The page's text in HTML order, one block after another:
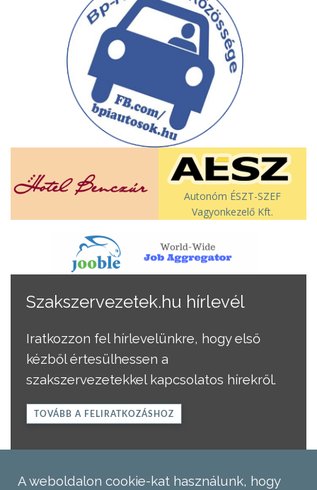
Autonóm ÉSZT-SZEF
Vagyonkezelő Kft.
Szakszervezetek.hu hírlevél
Iratkozzon fel hírlevelünkre, hogy első
kézből értesülhessen a
szakszervezetekkel kapcsolatos hírekről.
TOVÁBB A FELIRATKOZÁSHOZ
A weboldalon cookie-kat használunk, hogy